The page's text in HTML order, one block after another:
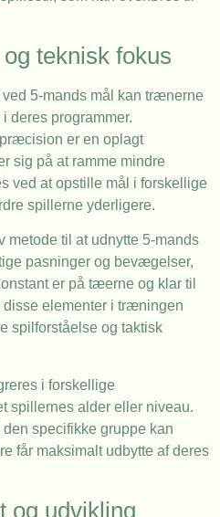
teknisk fokus
5-mands mål kan trænerne
deres programmer.
er en oplagt
sig på at ramme mindre
ved at opstille mål i forskellige
spillerne yderligere.
metode til at udnytte 5-mands
pasninger og bevægelser,
er på tæerne og klar til
disse elementer i træningen
spilforståelse og taktisk
i forskellige
spillernes alder eller niveau.
specifikke gruppe kan
får maksimalt udbytte af deres
og udvikling